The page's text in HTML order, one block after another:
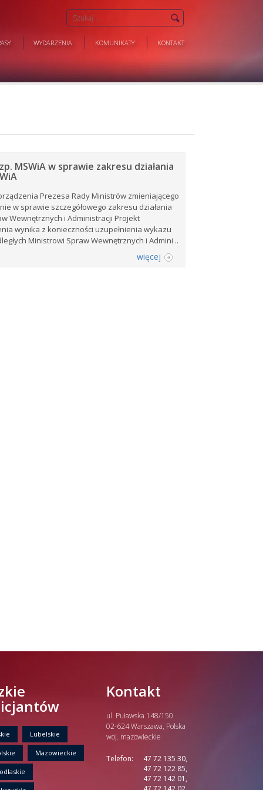
WYDARZENIA KOMUNIKATY KONTAKT
MSWiA w sprawie zakresu działania
Prezesa Rady Ministrów zmieniającego
w sprawie szczegółowego zakresu działania
Wewnętrznych i Administracji Projekt
wynika z konieczności uzupełnienia wykazu
Ministrowi Spraw Wewnętrznych i Admini ..
więcej
Lubelskie
Mazowieckie
Kontakt
ul. Puławska 148/150
02-624 Warszawa, Polska
woj. mazowieckie
Telefon:
47 72 135 30,
47 72 122 85,
47 72 142 01,